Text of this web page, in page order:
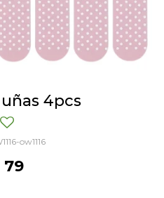
4pcs
ow1116
79